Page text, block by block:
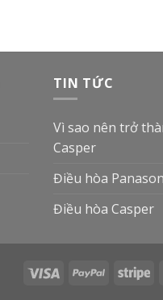
TIN TỨC
Vì sao nên trở
Casper
Điều hòa
Điều hòa Casper